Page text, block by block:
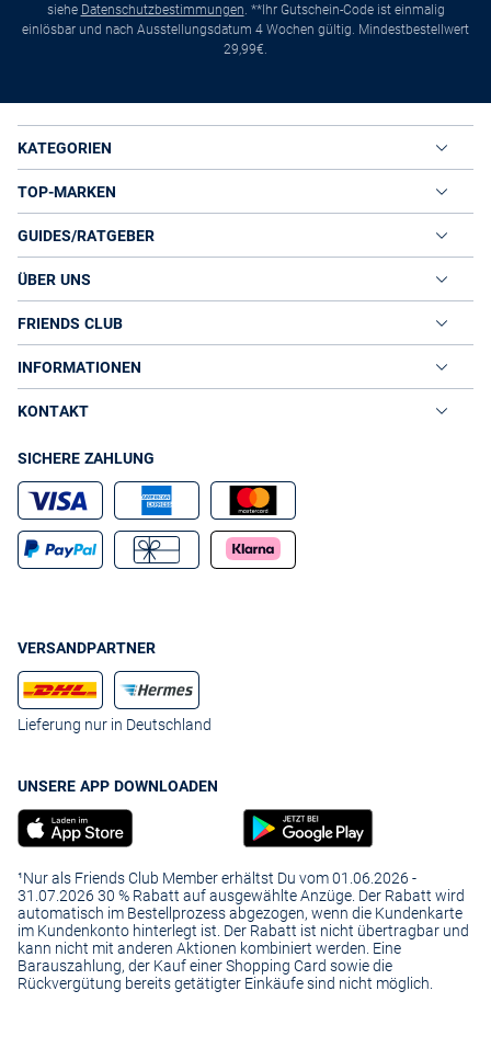
siehe Datenschutzbestimmungen. **Ihr Gutschein-Code ist einmalig
einlösbar und nach Ausstellungsdatum 4 Wochen gültig. Mindestbestellwert
29,99€.
KATEGORIEN
TOP-MARKEN
GUIDES/RATGEBER
ÜBER UNS
FRIENDS CLUB
INFORMATIONEN
KONTAKT
SICHERE ZAHLUNG
VERSANDPARTNER
Lieferung nur in Deutschland
UNSERE APP DOWNLOADEN
¹Nur als Friends Club Member erhältst Du vom 01.06.2026 -
31.07.2026 30 % Rabatt auf ausgewählte Anzüge. Der Rabatt wird
automatisch im Bestellprozess abgezogen, wenn die Kundenkarte
im Kundenkonto hinterlegt ist. Der Rabatt ist nicht übertragbar und
kann nicht mit anderen Aktionen kombiniert werden. Eine
Barauszahlung, der Kauf einer Shopping Card sowie die
Rückvergütung bereits getätigter Einkäufe sind nicht möglich.